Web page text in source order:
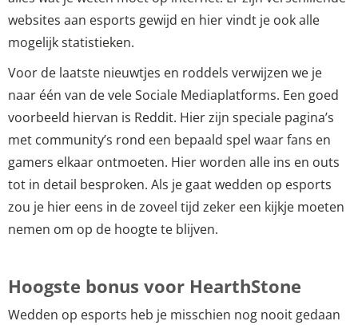
websites aan esports gewijd en hier vindt je ook alle
mogelijk statistieken.
Voor de laatste nieuwtjes en roddels verwijzen we je
naar één van de vele Sociale Mediaplatforms. Een goed
voorbeeld hiervan is Reddit. Hier zijn speciale pagina’s
met community’s rond een bepaald spel waar fans en
gamers elkaar ontmoeten. Hier worden alle ins en outs
tot in detail besproken. Als je gaat wedden op esports
zou je hier eens in de zoveel tijd zeker een kijkje moeten
nemen om op de hoogte te blijven.
Hoogste bonus voor HearthStone
Wedden op esports heb je misschien nog nooit gedaan